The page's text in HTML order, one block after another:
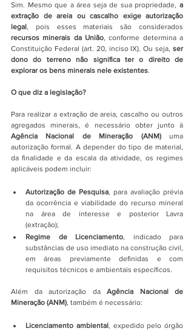
Sim. Mesmo que a área seja de sua propriedade, a
extração de areia ou cascalho exige autorização
legal
recursos minerais da União, conforme determina a
Constituição Federal (art. 20, inciso IX). Ou seja, ser
dono do terreno não significa ter o direito de
explorar os bens minerais nele existentes.
O que diz a legislação?
Para realizar a extração de areia, cascalho ou outros
Agência Nacional de Mineração (ANM) uma
autorização formal. A depender do tipo de material,
da finalidade e da escala da atividade, os regimes
aplicáveis podem incluir:
Autorização de Pesquisa, para avaliação prévia
da ocorrência e viabilidade do recurso mineral
na área de interesse e posterior Lavra
(extração);
Regime de Licenciamento, indicado para
substâncias de uso imediato na construção civil,
em áreas previamente definidas e com
requisitos técnicos e ambientais específicos.
Além da autorização da Agência Nacional de
Mineração (ANM), também é necessário:
Licenciamento ambiental, expedido pelo órgão